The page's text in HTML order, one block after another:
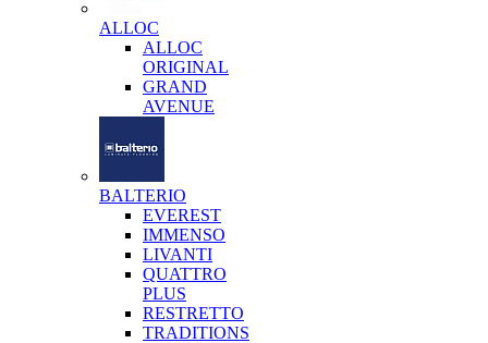
ALLOC
ALLOC
ORIGINAL
GRAND
AVENUE
BALTERIO
EVEREST
IMMENSO
LIVANTI
QUATTRO
PLUS
RESTRETTO
TRADITIONS